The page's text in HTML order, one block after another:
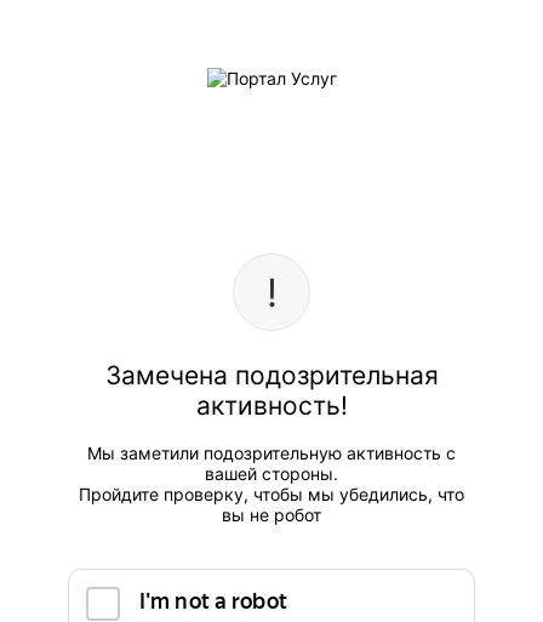
Замечена подозрительная
активность!
Мы заметили подозрительную активность с
вашей стороны.
Пройдите проверку, чтобы мы убедились, что
вы не робот